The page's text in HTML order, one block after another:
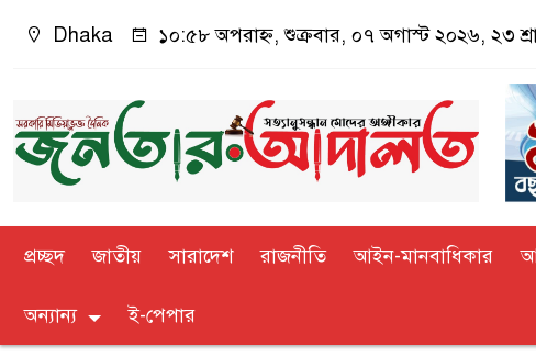
Dhaka ১০:৫৮ অপরাহ্ন, শুক্রবার, ০৭ অগাস্ট ২০২৬, ২৩
প্রচ্ছদ জাতীয় সারাদেশ রাজনীতি আইন-মানবাধিকার
অন্যান্য ই-পেপার